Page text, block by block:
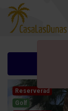
Reserverad
Golf